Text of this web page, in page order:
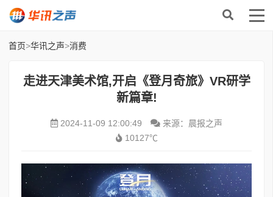
首页>华讯之声>消费
走进天津美术馆,开启《登月奇旅》VR研学
新篇章!
2024-11-09 12:00:49
来源：晨报之声
10127℃